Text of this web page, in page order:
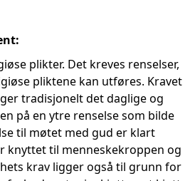
plikter. Det kreves renselser,
pliktene kan utføres. Kravet
tradisjonelt det daglige og
på en ytre renselse som bilde
til møtet med gud er klart
knyttet til menneskekroppen og
krav ligger også til grunn for